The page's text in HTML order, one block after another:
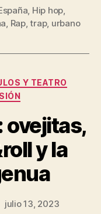
Hip hop
Rap,trap, urbano
Y TEATRO
ovejitas,
y la
julio 13, 2023